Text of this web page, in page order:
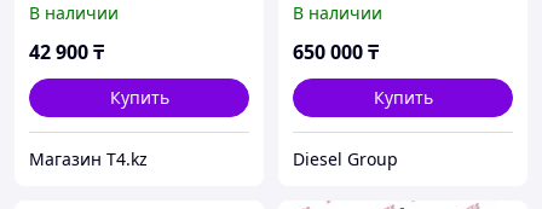
В наличии
42 900₸
Купить
Магазин T4.kz
топливный насос
В наличии
650 000₸
Купить
Diesel Group